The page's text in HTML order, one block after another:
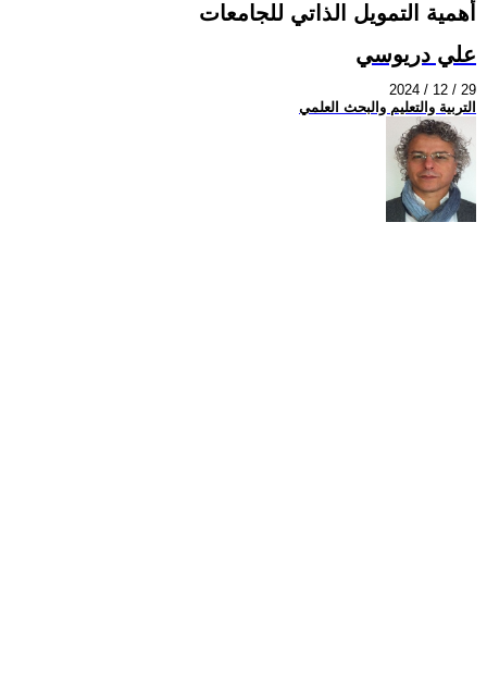
أهمية التمويل الذاتي للجامعات
علي دريوسي
2024 / 12 / 29
التربية والتعليم والبحث العلمي